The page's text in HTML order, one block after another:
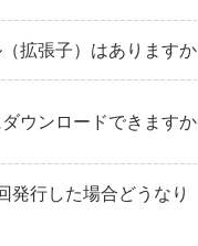
拡張子）はありますか
ウンロードできますか
発行した場合どうなり